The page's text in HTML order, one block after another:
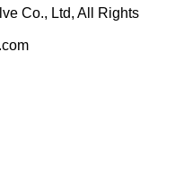
Co., Ltd, All Rights